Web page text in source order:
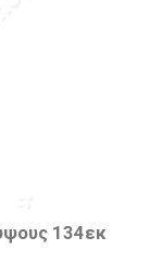
134εκ